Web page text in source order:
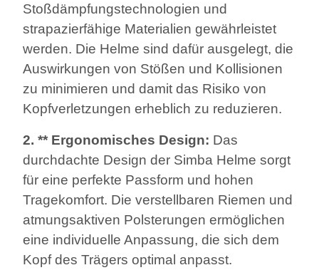
Stoßdämpfungstechnologien und
strapazierfähige Materialien gewährleistet
werden. Die Helme sind dafür ausgelegt, die
Auswirkungen von Stößen und Kollisionen
zu minimieren und damit das Risiko von
Kopfverletzungen erheblich zu reduzieren.
2. ** Ergonomisches Design: Das
durchdachte Design der Simba Helme sorgt
für eine perfekte Passform und hohen
Tragekomfort. Die verstellbaren Riemen und
atmungsaktiven Polsterungen ermöglichen
eine individuelle Anpassung, die sich dem
Kopf des Trägers optimal anpasst.